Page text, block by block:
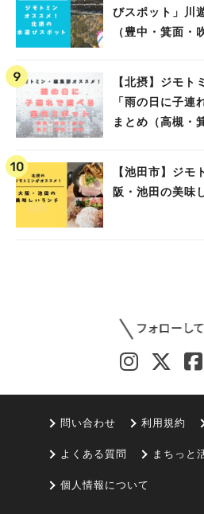
びスポット」川
（豊中・箕面・
【北摂】ジモト
「雨の日に子連
まとめ（高槻・
【池田市】ジモ
阪・池田の美味
問い合わせ 利用規約
よくある質問 まちっと
個人情報について